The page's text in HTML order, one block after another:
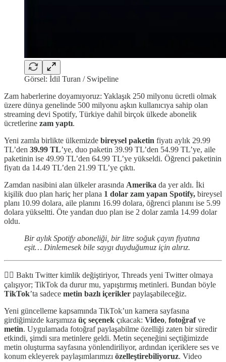
Görsel: İdil Turan / Swipeline
Zam haberlerine doyamıyoruz: Yaklaşık 250 milyonu ücretli olmak
üzere dünya genelinde 500 milyonu aşkın kullanıcıya sahip olan
streaming devi Spotify, Türkiye dahil birçok ülkede abonelik
ücretlerine zam yaptı.
Yeni zamla birlikte ülkemizde bireysel paketin fiyatı aylık 29.99
TL’den 39.99 TL’ye, duo paketin 39.99 TL’den 54.99 TL’ye, aile
paketinin ise 49.99 TL’den 64.99 TL’ye yükseldi. Öğrenci paketinin
fiyatı da 14.49 TL’den 21.99 TL’ye çıktı.
Zamdan nasibini alan ülkeler arasında Amerika da yer aldı. İki
kişilik duo plan hariç her plana 1 dolar zam yapan Spotify, bireysel
planı 10.99 dolara, aile planını 16.99 dolara, öğrenci planını ise 5.99
dolara yükseltti. Öte yandan duo plan ise 2 dolar zamla 14.99 dolar
oldu.
Bir aylık Spotify aboneliği, bir litre soğuk çayın fiyatına
eşit… Dinlemesek bile saygı duyduğumuz için alırız.
✍🏻 Baktı Twitter kimlik değiştiriyor, Threads yeni Twitter olmaya
çalışıyor; TikTok da durur mu, yapıştırmış metinleri. Bundan böyle
TikTok’ta sadece metin bazlı içerikler paylaşabileceğiz.
Yeni güncelleme kapsamında TikTok’un kamera sayfasına
girdiğimizde karşımıza üç seçenek çıkacak: Video, fotoğrafve
metin. Uygulamada fotoğraf paylaşabilme özelliği zaten bir süredir
etkindi, şimdi sıra metinlere geldi. Metin seçeneğini seçtiğimizde
metin oluşturma sayfasına yönlendiriliyor, ardından içeriklere ses ve
konum ekleyerek paylaşımlarımızı özelleştirebiliyoruz. Video